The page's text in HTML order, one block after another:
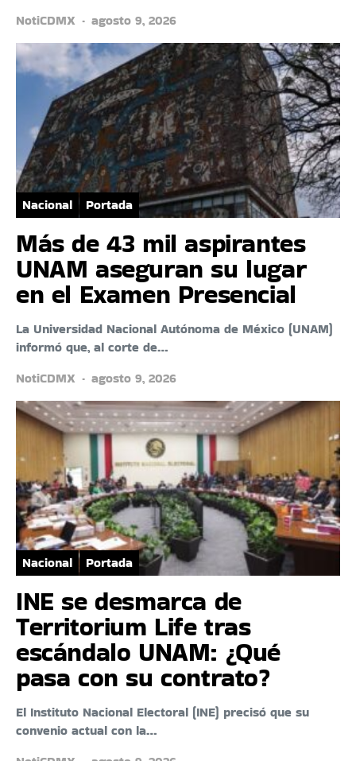
NotiCDMX
agosto 9, 2026
Nacional Portada
Más de 43 mil aspirantes
UNAM aseguran su lugar
en el Examen Presencial
La Universidad Nacional Autónoma de México (UNAM)
informó que, al corte de…
NotiCDMX
agosto 9, 2026
Nacional Portada
INE se desmarca de
Territorium Life tras
escándalo UNAM: ¿Qué
pasa con su contrato?
El Instituto Nacional Electoral (INE) precisó que su
convenio actual con la…